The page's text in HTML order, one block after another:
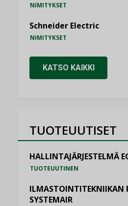
NIMITYKSET
Schneider Electric
NIMITYKSET
KATSO KAIKKI
TUOTEUUTISET
HALLINTAJÄRJESTELMÄ
TUOTEUUTINEN
ILMASTOINTITEKNIIKAN
SYSTEMAIR